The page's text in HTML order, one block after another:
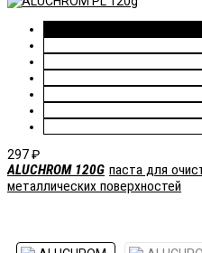
297₽
ALUCHROM 120G паста для
металлических поверхностей